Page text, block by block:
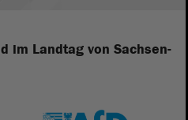
im Landtag von Sachsen-